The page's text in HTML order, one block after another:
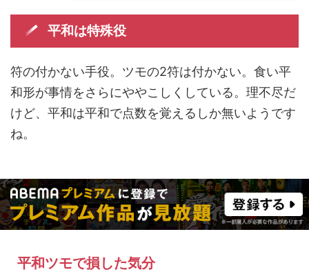
平和は特殊役
符の付かない手役。ツモの2符は付かない。食い平
和形が事情をさらにややこしくしている。理不尽だ
けど、平和は平和で点数を覚えるしか無いようです
ね。
平和ツモで損した気分